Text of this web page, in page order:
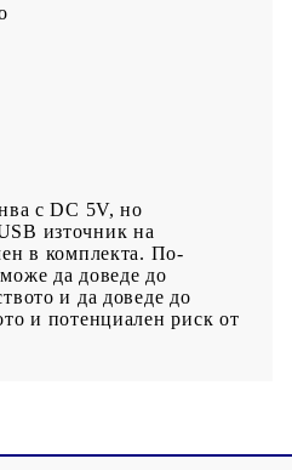
с DC 5V, но
източник на
в комплекта. По-
да доведе до
и да доведе до
и потенциален риск от